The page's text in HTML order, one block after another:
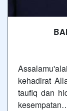
kehadirat
taufiq dan